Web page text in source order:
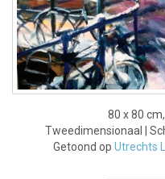
80 x 80
Tweedimensionaal |
Getoond op Utrechts